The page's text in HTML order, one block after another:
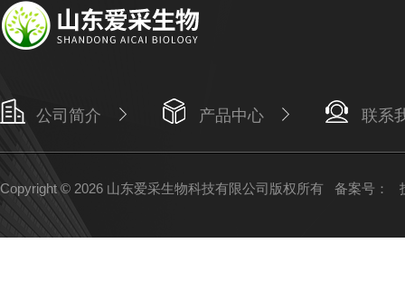
公司简介 产品中心 联系
Copyright © 2026 山东爱采生物科技有限公司版权所有 备案号：